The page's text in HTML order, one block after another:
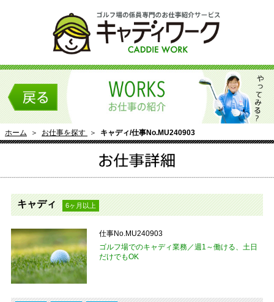
ホーム ＞ お仕事を探す ＞ キャディ/仕事No.MU240903
キャディ 6ヶ月以上
仕事No.MU240903
ゴルフ場でのキャディ業務／週1～働ける、土日
だけでもOK